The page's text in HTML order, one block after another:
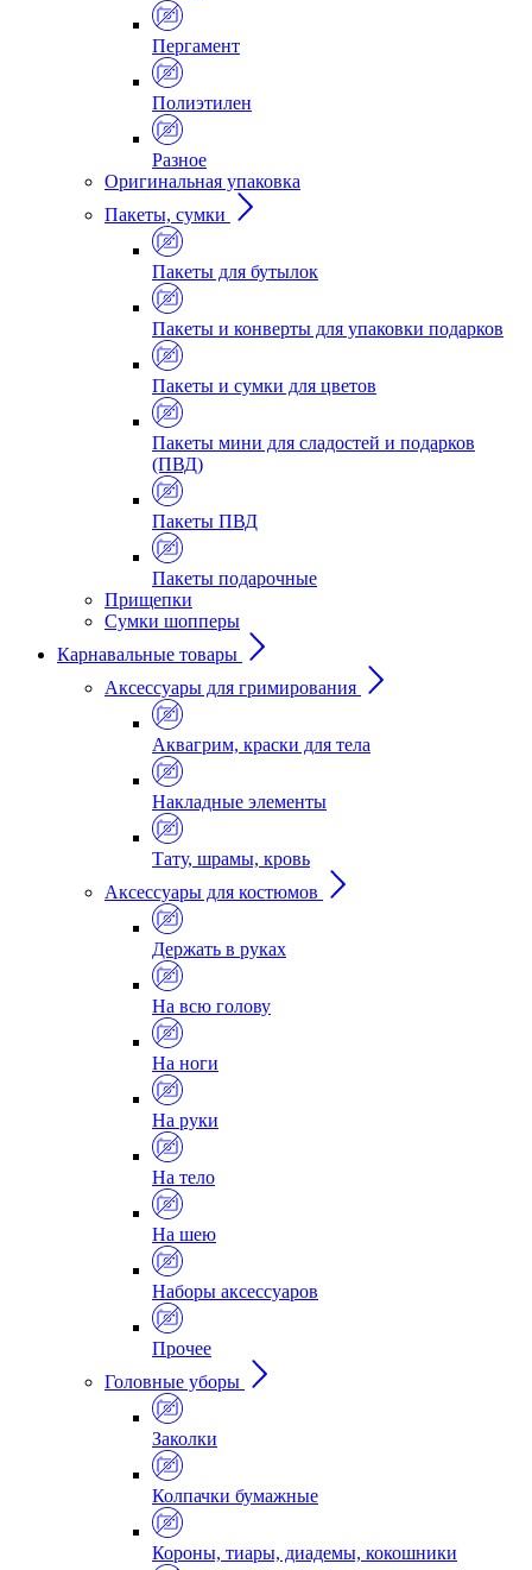
Пергамент
Полиэтилен
Разное
Оригинальная упаковка
Пакеты, сумки
Пакеты для бутылок
Пакеты и конверты для упаковки подарков
Пакеты и сумки для цветов
Пакеты мини для сладостей и подарков
(ПВД)
Пакеты ПВД
Пакеты подарочные
Прищепки
Сумки шопперы
Карнавальные товары
Аксессуары для гримирования
Аквагрим, краски для тела
Накладные элементы
Тату, шрамы, кровь
Аксессуары для костюмов
Держать в руках
На всю голову
На ноги
На руки
На тело
На шею
Наборы аксессуаров
Прочее
Головные уборы
Заколки
Колпачки бумажные
Короны, тиары, диадемы, кокошники